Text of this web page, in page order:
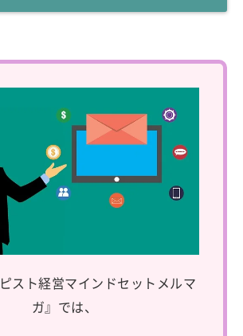
スト経営マインドセットメルマ
ガ』では、